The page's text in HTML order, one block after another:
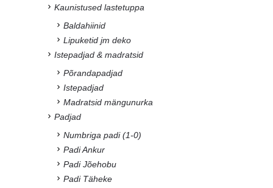
Kaunistused lastetuppa
Baldahiinid
Lipuketid jm deko
Istepadjad & madratsid
Põrandapadjad
Istepadjad
Madratsid mängunurka
Padjad
Numbriga padi (1-0)
Padi Ankur
Padi Jõehobu
Padi Täheke